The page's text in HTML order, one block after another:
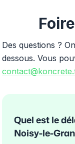
Des questions ?
dessous. Vous
Quel est le
Noisy-le-